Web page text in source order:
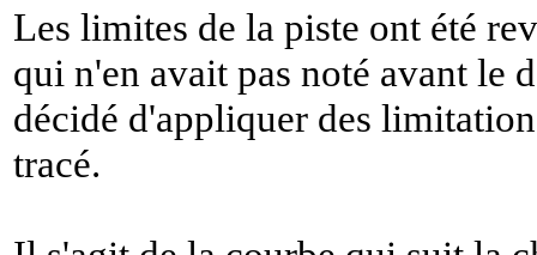
Les limites de la piste ont été
qui n'en avait pas noté avant le
décidé d'appliquer des
tracé.